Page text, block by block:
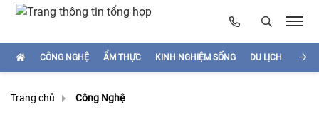
CÔNG NGHỆ ẨM THỰC KINH NGHIỆM SỐNG DU LỊCH
Trang chủ Công Nghệ